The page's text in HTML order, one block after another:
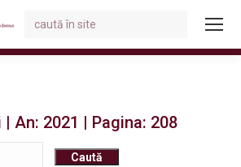
Search:
An: 2021 | Pagina: 208